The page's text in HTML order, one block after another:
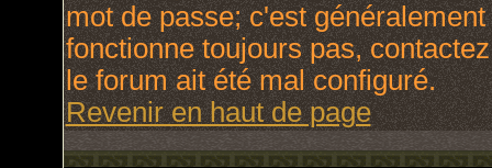
mot de passe; c'est
fonctionne toujours pas,
le forum ait été mal configuré.
Revenir en haut de page